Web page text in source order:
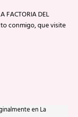
DEL
conmigo, que visite
en La